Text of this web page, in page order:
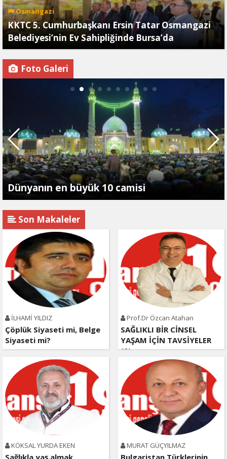
Osmangazi
KKTC 5. Cumhurbaşkanı Ersin Tatar Osmangazi
Belediyesi’nin Ev Sahipliğinde Bursa’da
Foto Galeri
Dünyanın en büyük 10 camisi
Son Makaleler
İLHAMİ YILDIZ
Çöplük Siyaseti mi, Belge
Siyaseti mi?
Prof.Dr Özcan Atahan
SAĞLIKLI BİR CİNSEL
YAŞAM İÇİN TAVSİYELER
(2)
KÖKSAL YURDA EKEN
Sağlıkla yaş almak...
MURAT GÜÇYILMAZ
Bulgaristan Türklerinin